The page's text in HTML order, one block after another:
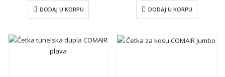
DODAJ U KORPU DODAJ U KORPU